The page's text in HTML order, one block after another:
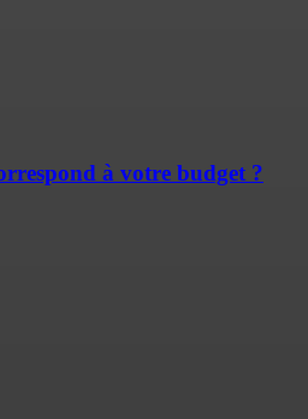
à votre budget ?